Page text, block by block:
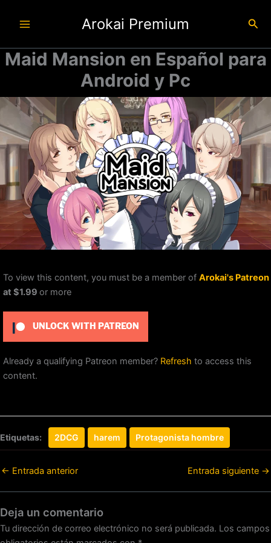
Arokai Premium
Maid Mansion en Español para
Android y Pc
To view this content, you must be a member of Arokai's Patreon
at $1.99 or more
UNLOCK WITH PATREON
Already a qualifying Patreon member? Refresh to access this
content.
Etiquetas: 2DCG harem Protagonista hombre
← Entrada anterior Entrada siguiente →
Deja un comentario
Tu dirección de correo electrónico no será publicada. Los campos